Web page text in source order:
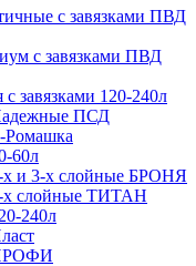
с завязками ПВД
с завязками ПВД
завязками 120-240л
ПСД
Ромашка
60л
х и 3-х слойные БРОНЯ
х слойные ТИТАН
240л